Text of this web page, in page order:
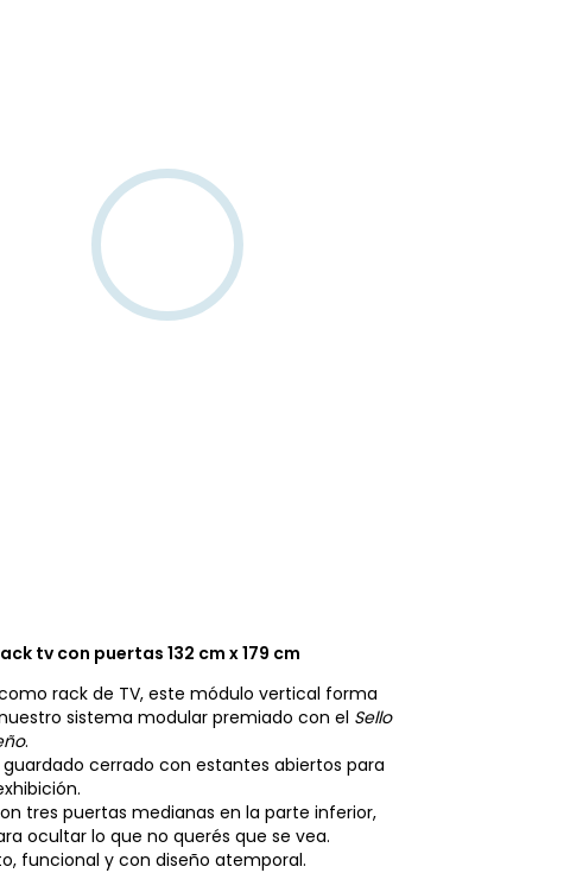
tv con puertas 132 cm x 179 cm
rack de TV, este módulo vertical forma
sistema modular premiado con el Sello
.
cerrado con estantes abiertos para
tres puertas medianas en la parte inferior,
ocultar lo que no querés que se vea.
funcional y con diseño atemporal.